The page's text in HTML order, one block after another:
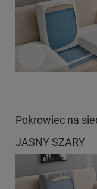
Pokrowiec na
JASNY SZARY